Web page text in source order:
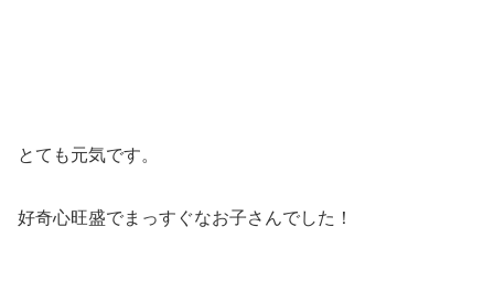
とても元気です。
好奇心旺盛でまっすぐなお子さんでした！